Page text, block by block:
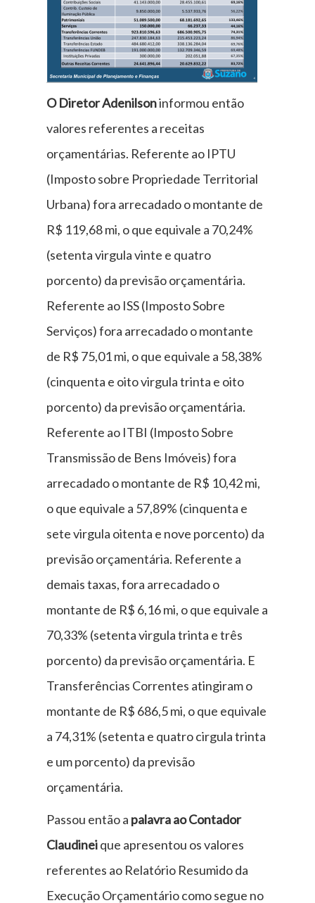
O Diretor Adenilsoninformou então
valores referentes a receitas
orçamentárias. Referente ao IPTU
(Imposto sobre Propriedade Territorial
Urbana) fora arrecadado o montante de
R$ 119,68 mi, o que equivale a 70,24%
(setenta virgula vinte e quatro
porcento) da previsão orçamentária.
Referente ao ISS (Imposto Sobre
Serviços) fora arrecadado o montante
de R$ 75,01 mi, o que equivale a 58,38%
(cinquenta e oito virgula trinta e oito
porcento) da previsão orçamentária.
Referente ao ITBI (Imposto Sobre
Transmissão de Bens Imóveis) fora
arrecadado o montante de R$ 10,42 mi,
o que equivale a 57,89% (cinquenta e
sete virgula oitenta e nove porcento) da
previsão orçamentária. Referente a
demais taxas, fora arrecadado o
montante de R$ 6,16 mi, o que equivale a
70,33% (setenta virgula trinta e três
porcento) da previsão orçamentária. E
Transferências Correntes atingiram o
montante de R$ 686,5 mi, o que equivale
a 74,31% (setenta e quatro cirgula trinta
e um porcento) da previsão
orçamentária.
Passou então a palavra ao Contador
Claudineique apresentou os valores
referentes ao Relatório Resumido da
Execução Orçamentário como segue no